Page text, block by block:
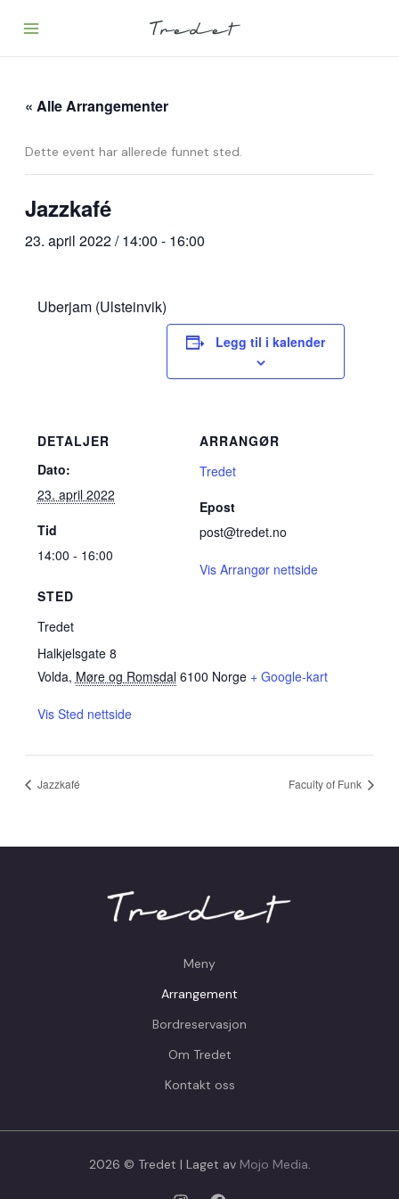
« Alle Arrangementer
Dette event har allerede funnet sted.
Jazzkafé
23. april 2022 / 14:00 - 16:00
Uberjam (Ulsteinvik)
Legg til i kalender
DETALJER
Dato:
23. april 2022
Tid
14:00 - 16:00
STED
Tredet
Halkjelsgate 8
Volda, Møre og Romsdal 6100 Norge + Google-kart
Vis Sted nettside
ARRANGØR
Tredet
Epost
post@tredet.no
Vis Arrangør nettside
Jazzkafé Faculty of Funk
Meny
Arrangement
Bordreservasjon
Om Tredet
Kontakt oss
2026 © Tredet | Laget av Mojo Media.